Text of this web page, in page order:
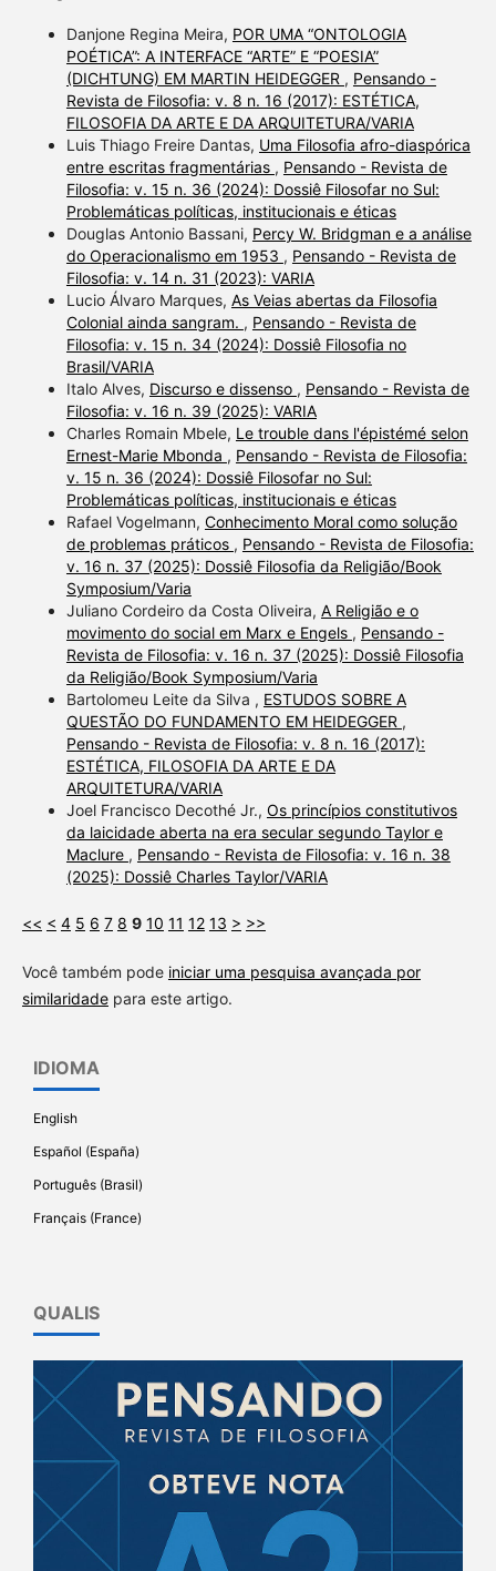
Danjone Regina Meira, POR UMA “ONTOLOGIA
POÉTICA”: A INTERFACE “ARTE” E “POESIA”
(DICHTUNG) EM MARTIN HEIDEGGER , Pensando -
Revista de Filosofia: v. 8 n. 16 (2017): ESTÉTICA,
FILOSOFIA DA ARTE E DA ARQUITETURA/VARIA
Luis Thiago Freire Dantas, Uma Filosofia afro-diaspórica
entre escritas fragmentárias , Pensando - Revista de
Filosofia: v. 15 n. 36 (2024): Dossiê Filosofar no Sul:
Problemáticas políticas, institucionais e éticas
Douglas Antonio Bassani, Percy W. Bridgman e a análise
do Operacionalismo em 1953 , Pensando - Revista de
Filosofia: v. 14 n. 31 (2023): VARIA
Lucio Álvaro Marques, As Veias abertas da Filosofia
Colonial ainda sangram. , Pensando - Revista de
Filosofia: v. 15 n. 34 (2024): Dossiê Filosofia no
Brasil/VARIA
Italo Alves, Discurso e dissenso , Pensando - Revista de
Filosofia: v. 16 n. 39 (2025): VARIA
Charles Romain Mbele, Le trouble dans l'épistémé selon
Ernest-Marie Mbonda , Pensando - Revista de Filosofia:
v. 15 n. 36 (2024): Dossiê Filosofar no Sul:
Problemáticas políticas, institucionais e éticas
Rafael Vogelmann, Conhecimento Moral como solução
de problemas práticos , Pensando - Revista de Filosofia:
v. 16 n. 37 (2025): Dossiê Filosofia da Religião/Book
Symposium/Varia
Juliano Cordeiro da Costa Oliveira, A Religião e o
movimento do social em Marx e Engels , Pensando -
Revista de Filosofia: v. 16 n. 37 (2025): Dossiê Filosofia
da Religião/Book Symposium/Varia
Bartolomeu Leite da Silva , ESTUDOS SOBRE A
QUESTÃO DO FUNDAMENTO EM HEIDEGGER ,
Pensando - Revista de Filosofia: v. 8 n. 16 (2017):
ESTÉTICA, FILOSOFIA DA ARTE E DA
ARQUITETURA/VARIA
Joel Francisco Decothé Jr., Os princípios constitutivos
da laicidade aberta na era secular segundo Taylor e
Maclure , Pensando - Revista de Filosofia: v. 16 n. 38
(2025): Dossiê Charles Taylor/VARIA
<< < 4 5 6 7 8 9 10 11 12 13 > >>
Você também pode iniciar uma pesquisa avançada por
similaridadepara este artigo.
IDIOMA
English
Español (España)
Português (Brasil)
Français (France)
QUALIS